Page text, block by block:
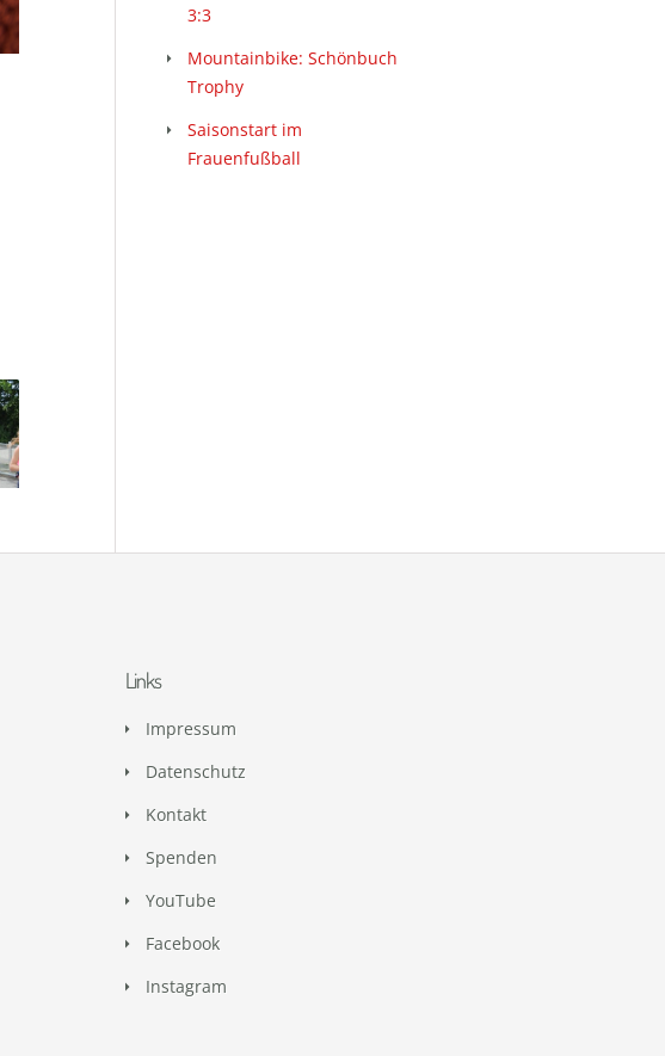
3:3
Mountainbike: Schönbuch
Trophy
Saisonstart im
Frauenfußball
Links
Impressum
Datenschutz
Kontakt
Spenden
YouTube
Facebook
Instagram